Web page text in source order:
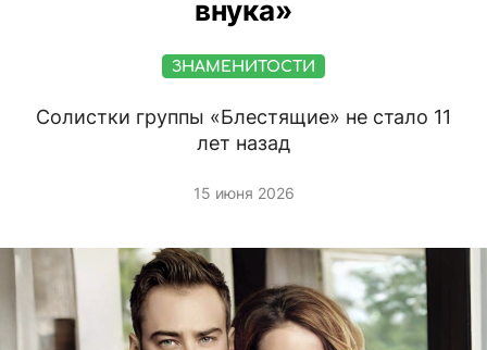
внука»
ЗНАМЕНИТОСТИ
Солистки группы «Блестящие» не стало 11
лет назад
15 июня 2026